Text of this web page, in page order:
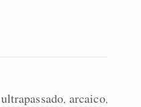
ultrapassado, arcaico,